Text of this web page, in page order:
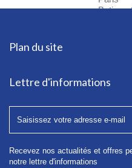
Plan du site
Lettre d'informations
Recevez nos actualités et offres
notre lettre d'informations